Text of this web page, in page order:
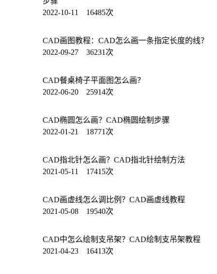
2022-10-11 16485次
CAD画图教程：CAD怎么画一条指定长度的线？
2022-09-27 36231次
CAD餐桌椅子平面图怎么画？
2022-06-20 25914次
CAD椭圆怎么画？CAD椭圆绘制步骤
2022-01-21 18771次
CAD指北针怎么画？CAD指北针绘制方法
2021-05-11 17415次
CAD画虚线怎么调比例？CAD画虚线教程
2021-05-08 19540次
CAD中怎么绘制支吊架？CAD绘制支吊架教程
2021-04-23 16413次